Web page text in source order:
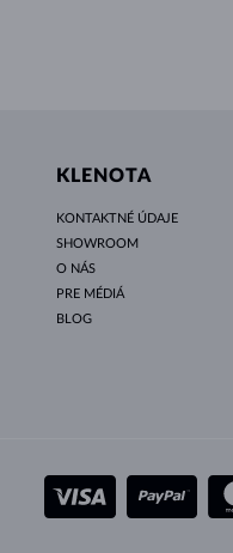
KLENOTA
KONTAKTNÉ ÚDAJE
SHOWROOM
O NÁS
PRE MÉDIÁ
BLOG